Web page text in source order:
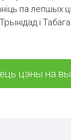
па лепшых
і
цэны на